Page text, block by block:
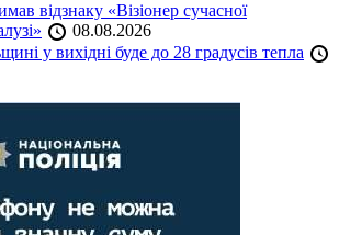
відзнаку «Візіонер сучасної
08.08.2026
у вихідні буде до 28 градусів тепла